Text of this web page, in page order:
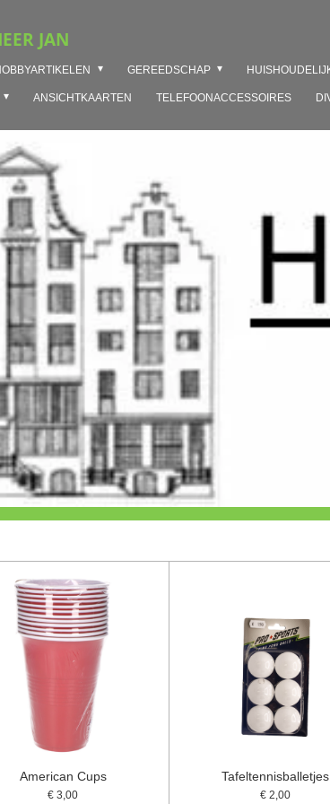
JAN
GEREEDSCHAP
ANSICHTKAARTEN TELEFOONACCESSOIRES
American Cups
€ 3,00
Tafeltennisballetjes
€ 2,00